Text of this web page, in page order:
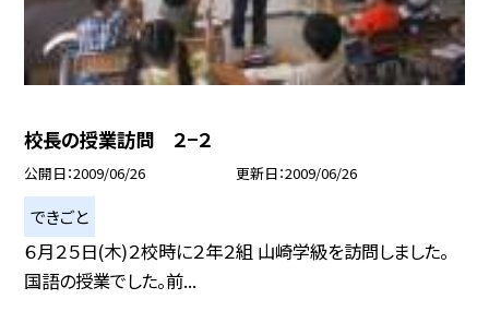
校長の授業訪問 ２−２
公開日 2009/06/26 更新日 2009/06/26
できごと
６月２５日(木)２校時に２年２組 山崎学級を訪問しました。
国語の授業でした。前...